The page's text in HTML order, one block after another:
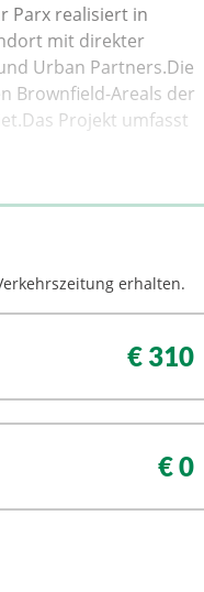
Parx realisiert in
mit direkter
Urban Partners.Die
Brownfield-Areals der
Projekt umfasst
erhalten.
€ 310
€ 0